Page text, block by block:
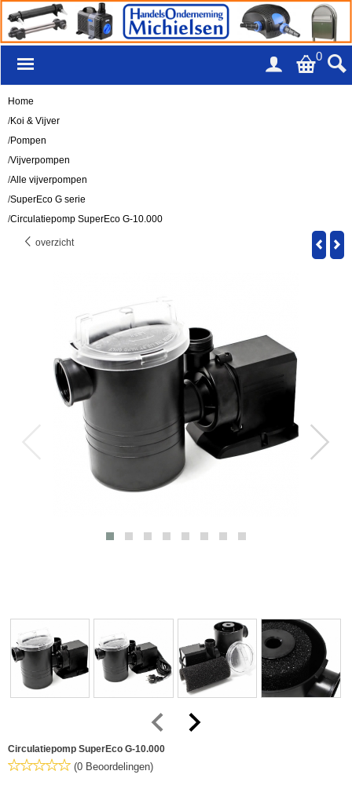
0
Home
/Koi & Vijver
/Pompen
/Vijverpompen
/Alle vijverpompen
/SuperEco G serie
/Circulatiepomp SuperEco G-10.000
overzicht
Circulatiepomp SuperEco G-10.000
(0 Beoordelingen)